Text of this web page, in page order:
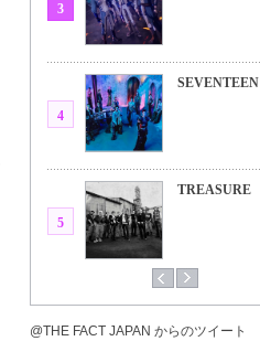
3
4
SEVENTEEN
5
TREASURE
@THE FACT JAPAN からのツイート